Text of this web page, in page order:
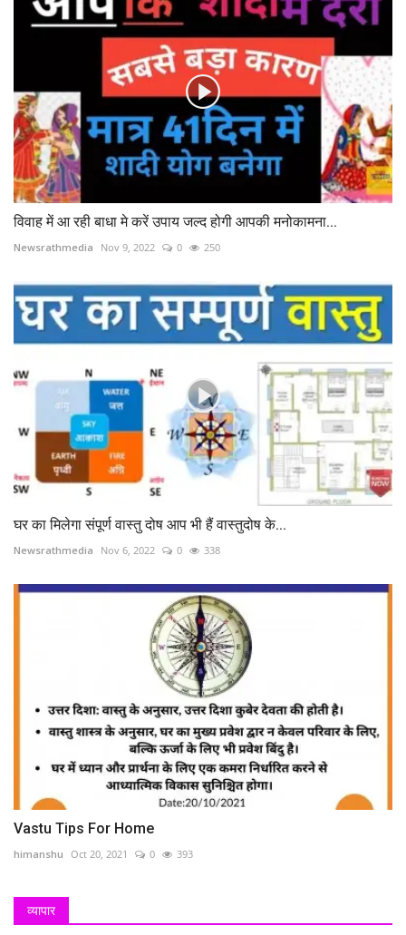
विवाह में आ रही बाधा मे करें उपाय जल्द होगी आपकी मनोकामना...
Newsrathmedia Nov 9, 2022 0 250
घर का मिलेगा संपूर्ण वास्तु दोष आप भी हैं वास्तुदोष के...
Newsrathmedia Nov 6, 2022 0 338
Vastu Tips For Home
himanshu Oct 20, 2021 0 393
व्यापार